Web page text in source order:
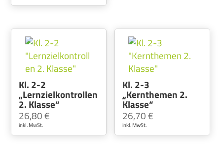
Kl. 2-2
„Lernzielkontrollen
2. Klasse“
26,80€
inkl. MwSt.
Kl. 2-3
„Kernthemen 2.
Klasse“
26,70€
inkl. MwSt.